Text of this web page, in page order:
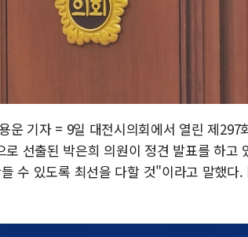
운 기자 = 9일 대전시의회에서 열린 제
로 선출된 박은희 의원이 정견 발표를 하
들 수 있도록 최선을 다할 것"이라고 말했